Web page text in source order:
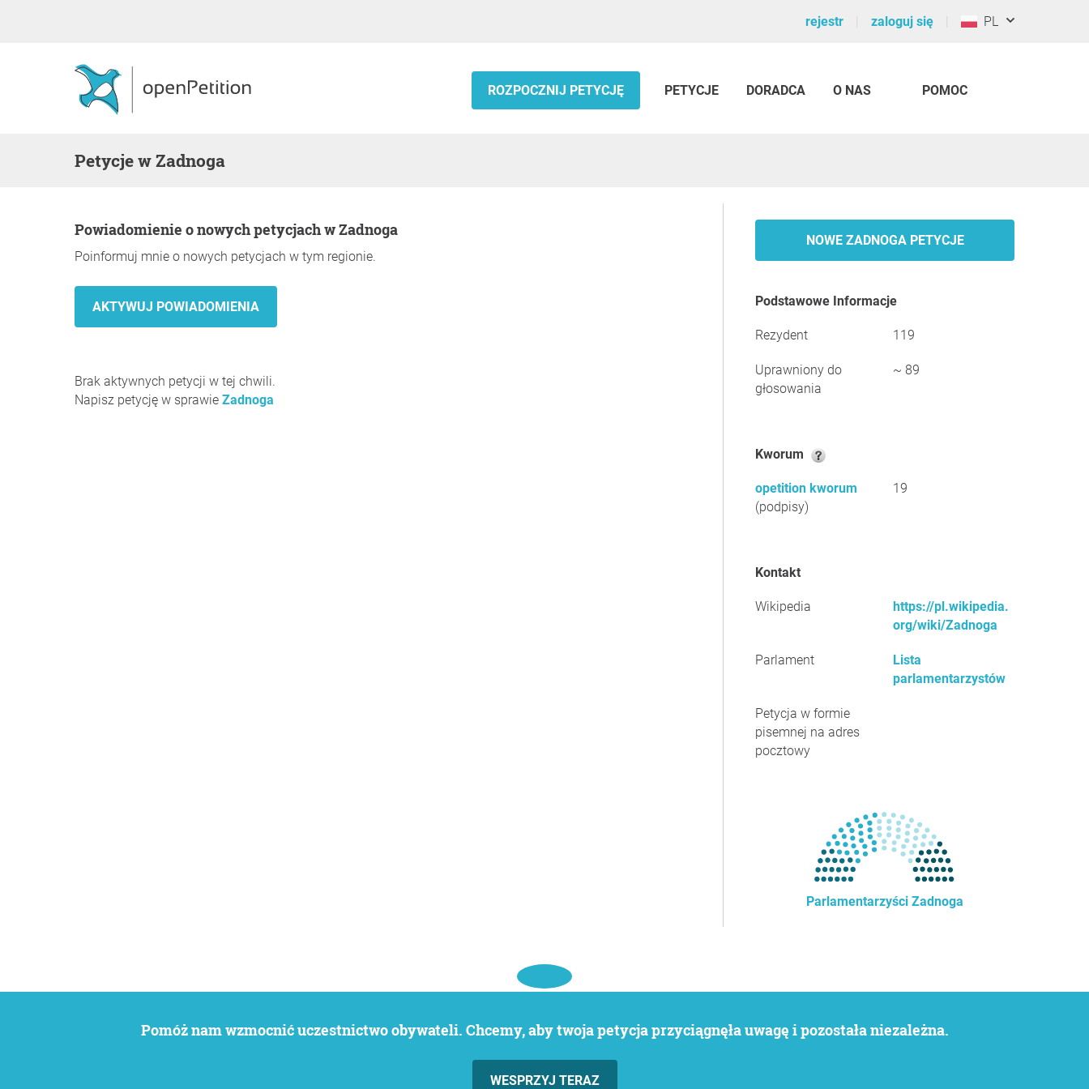
rejestr zaloguj się PL
ROZPOCZNIJ PETYCJĘ PETYCJE DORADCA O NAS POMOC
Petycje w Zadnoga
Powiadomienie o nowych petycjach w Zadnoga
Poinformuj mnie o nowych petycjach w tym regionie.
Brak aktywnych petycji w tej chwili.
Napisz petycję w sprawie Zadnoga
NOWE ZADNOGA PETYCJE
Podstawowe Informacje
Rezydent 119
Uprawniony do
głosowania
~ 89
Kworum
opetition kworum
(podpisy)
19
Kontakt
Wikipedia
https://pl.wikipedia.
org/wiki/Zadnoga
Parlament
Lista
parlamentarzystów
Petycja w formie
pisemnej na adres
pocztowy
Parlamentarzyści Zadnoga
Pomóż nam wzmocnić uczestnictwo obywateli. Chcemy, aby twoja petycja przyciągnęła uwagę i pozostała niezależna.
WESPRZYJ TERAZ